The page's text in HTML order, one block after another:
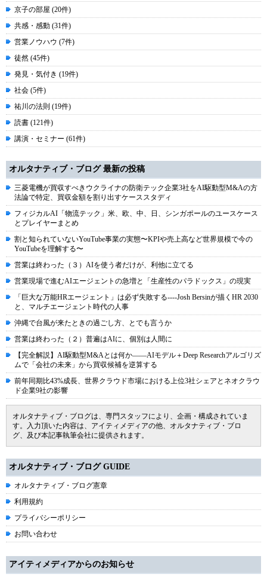
京子の部屋 (20件)
共感・感動 (31件)
営業ノウハウ (7件)
徒然 (45件)
発見・気付き (19件)
社会 (5件)
祐川の法則 (19件)
読書 (121件)
講演・セミナー (61件)
オルタナティブ・ブログ 最新の投稿
三菱電機が買収すべきウクライナの防衛テック企業3社をAI駆動型M&Aの方
法論で特定、買収金額を割り出すケーススタディ
フィジカルAI「物流テック」米、欧、中、日、シンガポールのユースケース
とプレイヤーまとめ
割と知られていないYouTube事業の実態〜KPIや売上高など世界規模で今の
YouTubeを理解する〜
営業は終わった（３）AIを使う者だけが、利他に立てる
営業現場で進むAIエージェントの急増と「生産性のパラドックス」の現実
「巨大な万能HRエージェント」は必ず失敗する----Josh Bersinが描くHR 2030
と、マルチエージェント時代の人事
沖縄で台風が来たときの過ごし方、とでも言うか
営業は終わった（２）普遍はAIに、個別は人間に
【完全解説】AI駆動型M&Aとは何か――AIモデル＋Deep Researchアルゴリズ
ムで「会社の未来」から買収候補を逆算する
前年同期比43%成長、世界クラウド市場における上位3社シェアとネオクラウ
ド企業9社の影響
オルタナティブ・ブログは、専門スタッフにより、企画・構成されていま
す。入力頂いた内容は、アイティメディアの他、オルタナティブ・ブロ
グ、及び本記事執筆会社に提供されます。
オルタナティブ・ブログ GUIDE
オルタナティブ・ブログ憲章
利用規約
プライバシーポリシー
お問い合わせ
アイティメディアからのお知らせ